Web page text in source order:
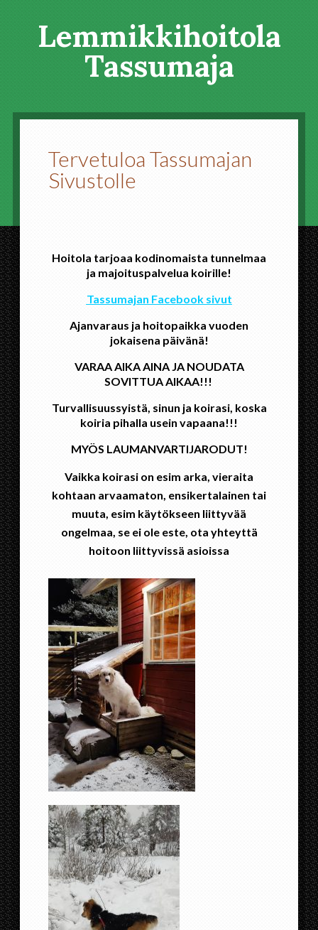
Lemmikkihoitola
Tassumaja
Tervetuloa Tassumajan
Sivustolle
Hoitola tarjoaa kodinomaista tunnelmaa
ja majoituspalvelua koirille!
Tassumajan Facebook sivut
Ajanvaraus ja hoitopaikka vuoden
jokaisena päivänä!
VARAA AIKA AINA JA NOUDATA
SOVITTUA AIKAA!!!
Turvallisuussyistä, sinun ja koirasi, koska
koiria pihalla usein vapaana!!!
MYÖS LAUMANVARTIJARODUT!
Vaikka koirasi on esim arka, vieraita
kohtaan arvaamaton, ensikertalainen tai
muuta, esim käytökseen liittyvää
ongelmaa, se ei ole este, ota yhteyttä
hoitoon liittyvissä asioissa